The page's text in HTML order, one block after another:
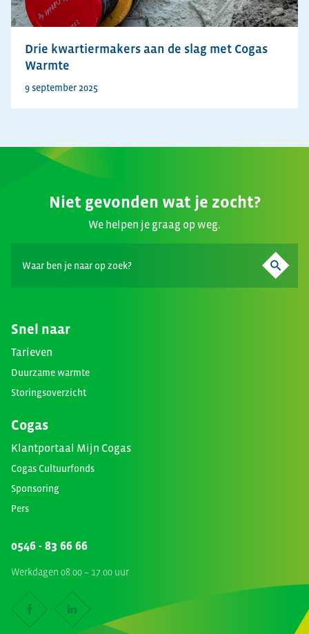
Drie kwartiermakers aan de slag met Cogas
Warmte
9 september 2025
Niet gevonden wat je zocht?
We helpen je graag op weg.
Snel naar
Tarieven
Duurzame warmte
Storingsoverzicht
Cogas
Klantportaal Mijn Cogas
Cogas Cultuurfonds
Sponsoring
Pers
0546 - 83 66 66
Werkdagen 08.00 – 17.00 uur